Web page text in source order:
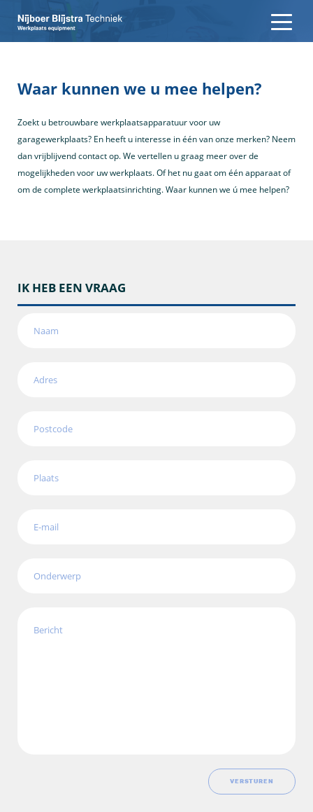
Waar kunnen we u mee helpen?
Zoekt u betrouwbare werkplaatsapparatuur voor uw
garagewerkplaats? En heeft u interesse in één van onze merken? Neem
dan vrijblijvend contact op. We vertellen u graag meer over de
mogelijkheden voor uw werkplaats. Of het nu gaat om één apparaat of
om de complete werkplaatsinrichting. Waar kunnen we ú mee helpen?
IK HEB EEN VRAAG
VERSTUREN